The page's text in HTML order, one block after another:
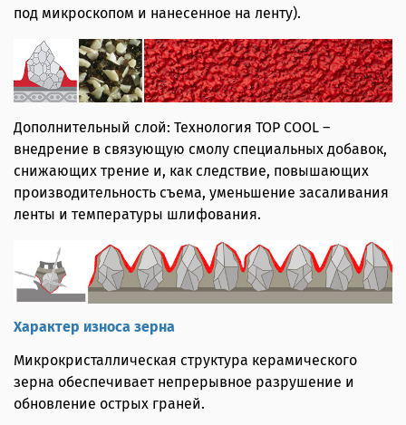
под микроскопом и нанесенное на ленту).
Дополнительный слой: Технология TOP COOL –
внедрение в связующую смолу специальных добавок,
снижающих трение и, как следствие, повышающих
производительность съема, уменьшение засаливания
ленты и температуры шлифования.
Характер износа зерна
Микрокристаллическая структура керамического
зерна обеспечивает непрерывное разрушение и
обновление острых граней.